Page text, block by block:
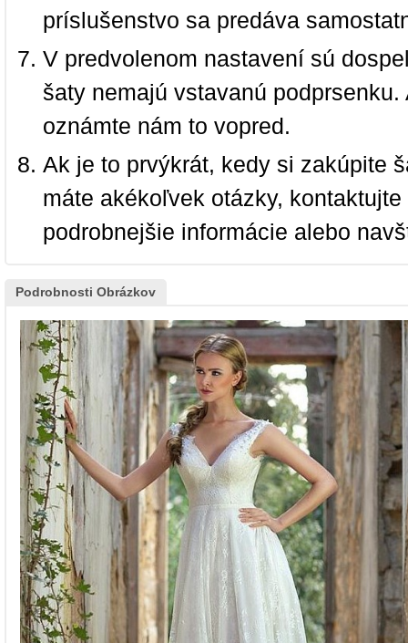
príslušenstvo sa predáva
V predvolenom nastavení sú
šaty nemajú vstavanú
oznámte nám to vopred.
Ak je to prvýkrát, kedy si zakúpite
máte akékoľvek otázky,
podrobnejšie informácie alebo
Podrobnosti Obrázkov